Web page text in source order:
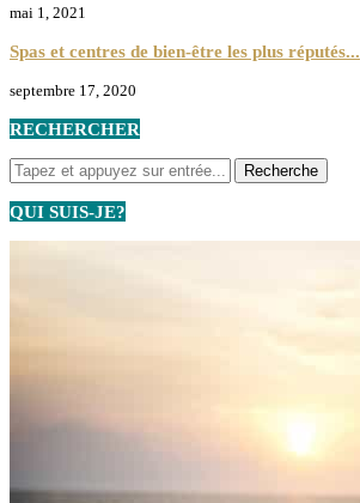
mai 1, 2021
Spas et centres de bien-être les plus réputés...
septembre 17, 2020
RECHERCHER
QUI SUIS-JE?